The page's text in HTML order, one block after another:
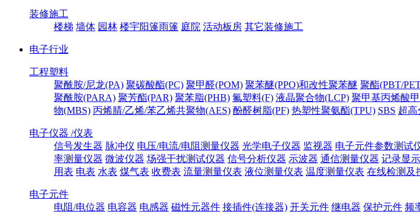
装修施工
楼梯 墙体 园林 楼宇阳篷雨篷 庭院 活动板房 其它装修施工
电子行业
工程塑料
聚酰胺/尼龙(PA) 聚碳酸酯(PC) 聚甲醛(POM) 聚苯醚(PPO)和改性聚苯醚 聚酯(PBT/
聚酰胺(PARA) 聚芳酯(PAR) 聚苯脂(PHB) 氟塑料(F) 液晶聚合物(LCP) 聚甲基丙烯酸
物(MBS) 丙烯腈/乙烯/苯乙烯共聚物(AES) 酚醛树脂(PF) 热塑性聚氨酯(TPU) SBS 超高
电子仪器 /仪表
信号发生器 脉冲仪 电压/电流/电阻测量仪器 光学电子仪器 监视器 电子元件参数测试
率测量仪器 微波仪器 场强干扰测试仪器 信号分析仪器 示波器 通信测量仪器 记录显
用表 电表 水表 煤气表 收费表 流量测量仪表 液位测量仪表 温度测量仪表 在线检测及
电子元件
电阻/电位器 电容器 电感器 磁性元器件 接插件(连接器) 开关元件 继电器 保护元件 频